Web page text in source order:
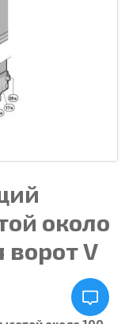
около
ворот V